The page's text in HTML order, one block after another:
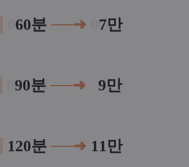
60분 ──➜ 7만
90분 ──➜ 9만
120분 ──➜ 11만